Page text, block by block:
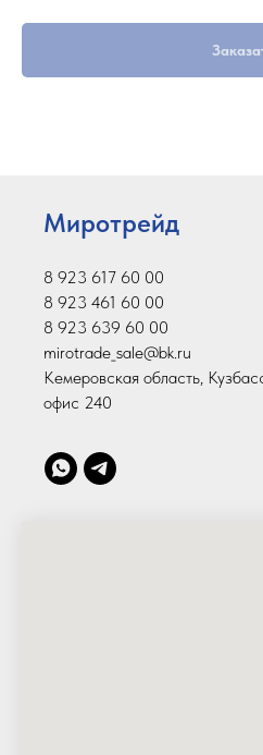
Миротрейд
8 923 617 60 00
8 923 461 60 00
8 923 639 60 00
mirotrade_sale@bk.ru
Кемеровская область,
офис 240